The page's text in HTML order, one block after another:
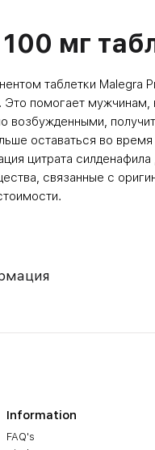
мг
таблетки Malegra
Это помогает
возбужденными,
оставаться во
цитрата силденафила
связанные с
Information
FAQ's